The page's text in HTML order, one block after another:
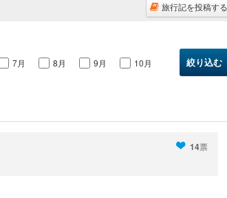
旅行記を投稿する
7月 8月 9月
10月
14票